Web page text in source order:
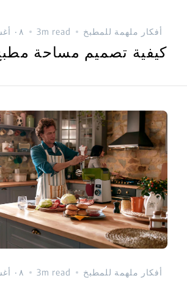
أفكار ملهمة للمطبخ 3m read ٠٨ أغسطس ٢٠٢٦
كيفية تصميم مساحة
أفكار ملهمة للمطبخ 3m read ٠٨ أغسطس ٢٠٢٦